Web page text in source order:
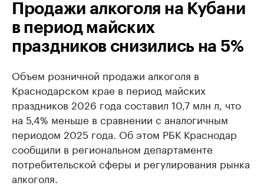
Продажи алкоголя на Кубани
в период майских
праздников снизились на 5%
Объем розничной продажи алкоголя в
Краснодарском крае в период майских
праздников 2026 года составил 10,7 млн л, что
на 5,4% меньше в сравнении с аналогичным
периодом 2025 года. Об этом РБК Краснодар
сообщили в региональном департаменте
потребительской сферы и регулирования рынка
алкоголя.